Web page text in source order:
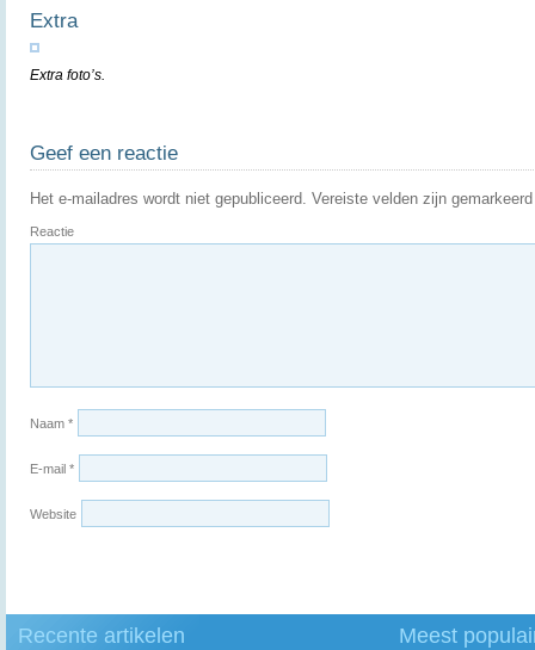
Extra
Extra foto’s.
Geef een reactie
Het e-mailadres wordt niet gepubliceerd. Vereiste velden zijn
Reactie
Naam *
E-mail *
Website
Recente artikelen Meest